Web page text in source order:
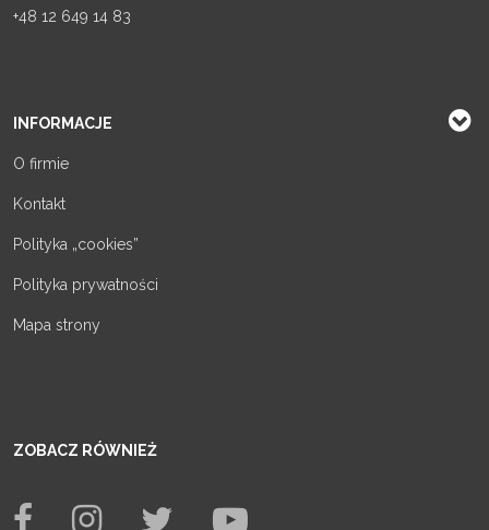
+48 12 649 14 83
INFORMACJE
O firmie
Kontakt
Polityka „cookies”
Polityka prywatności
Mapa strony
ZOBACZ RÓWNIEŻ